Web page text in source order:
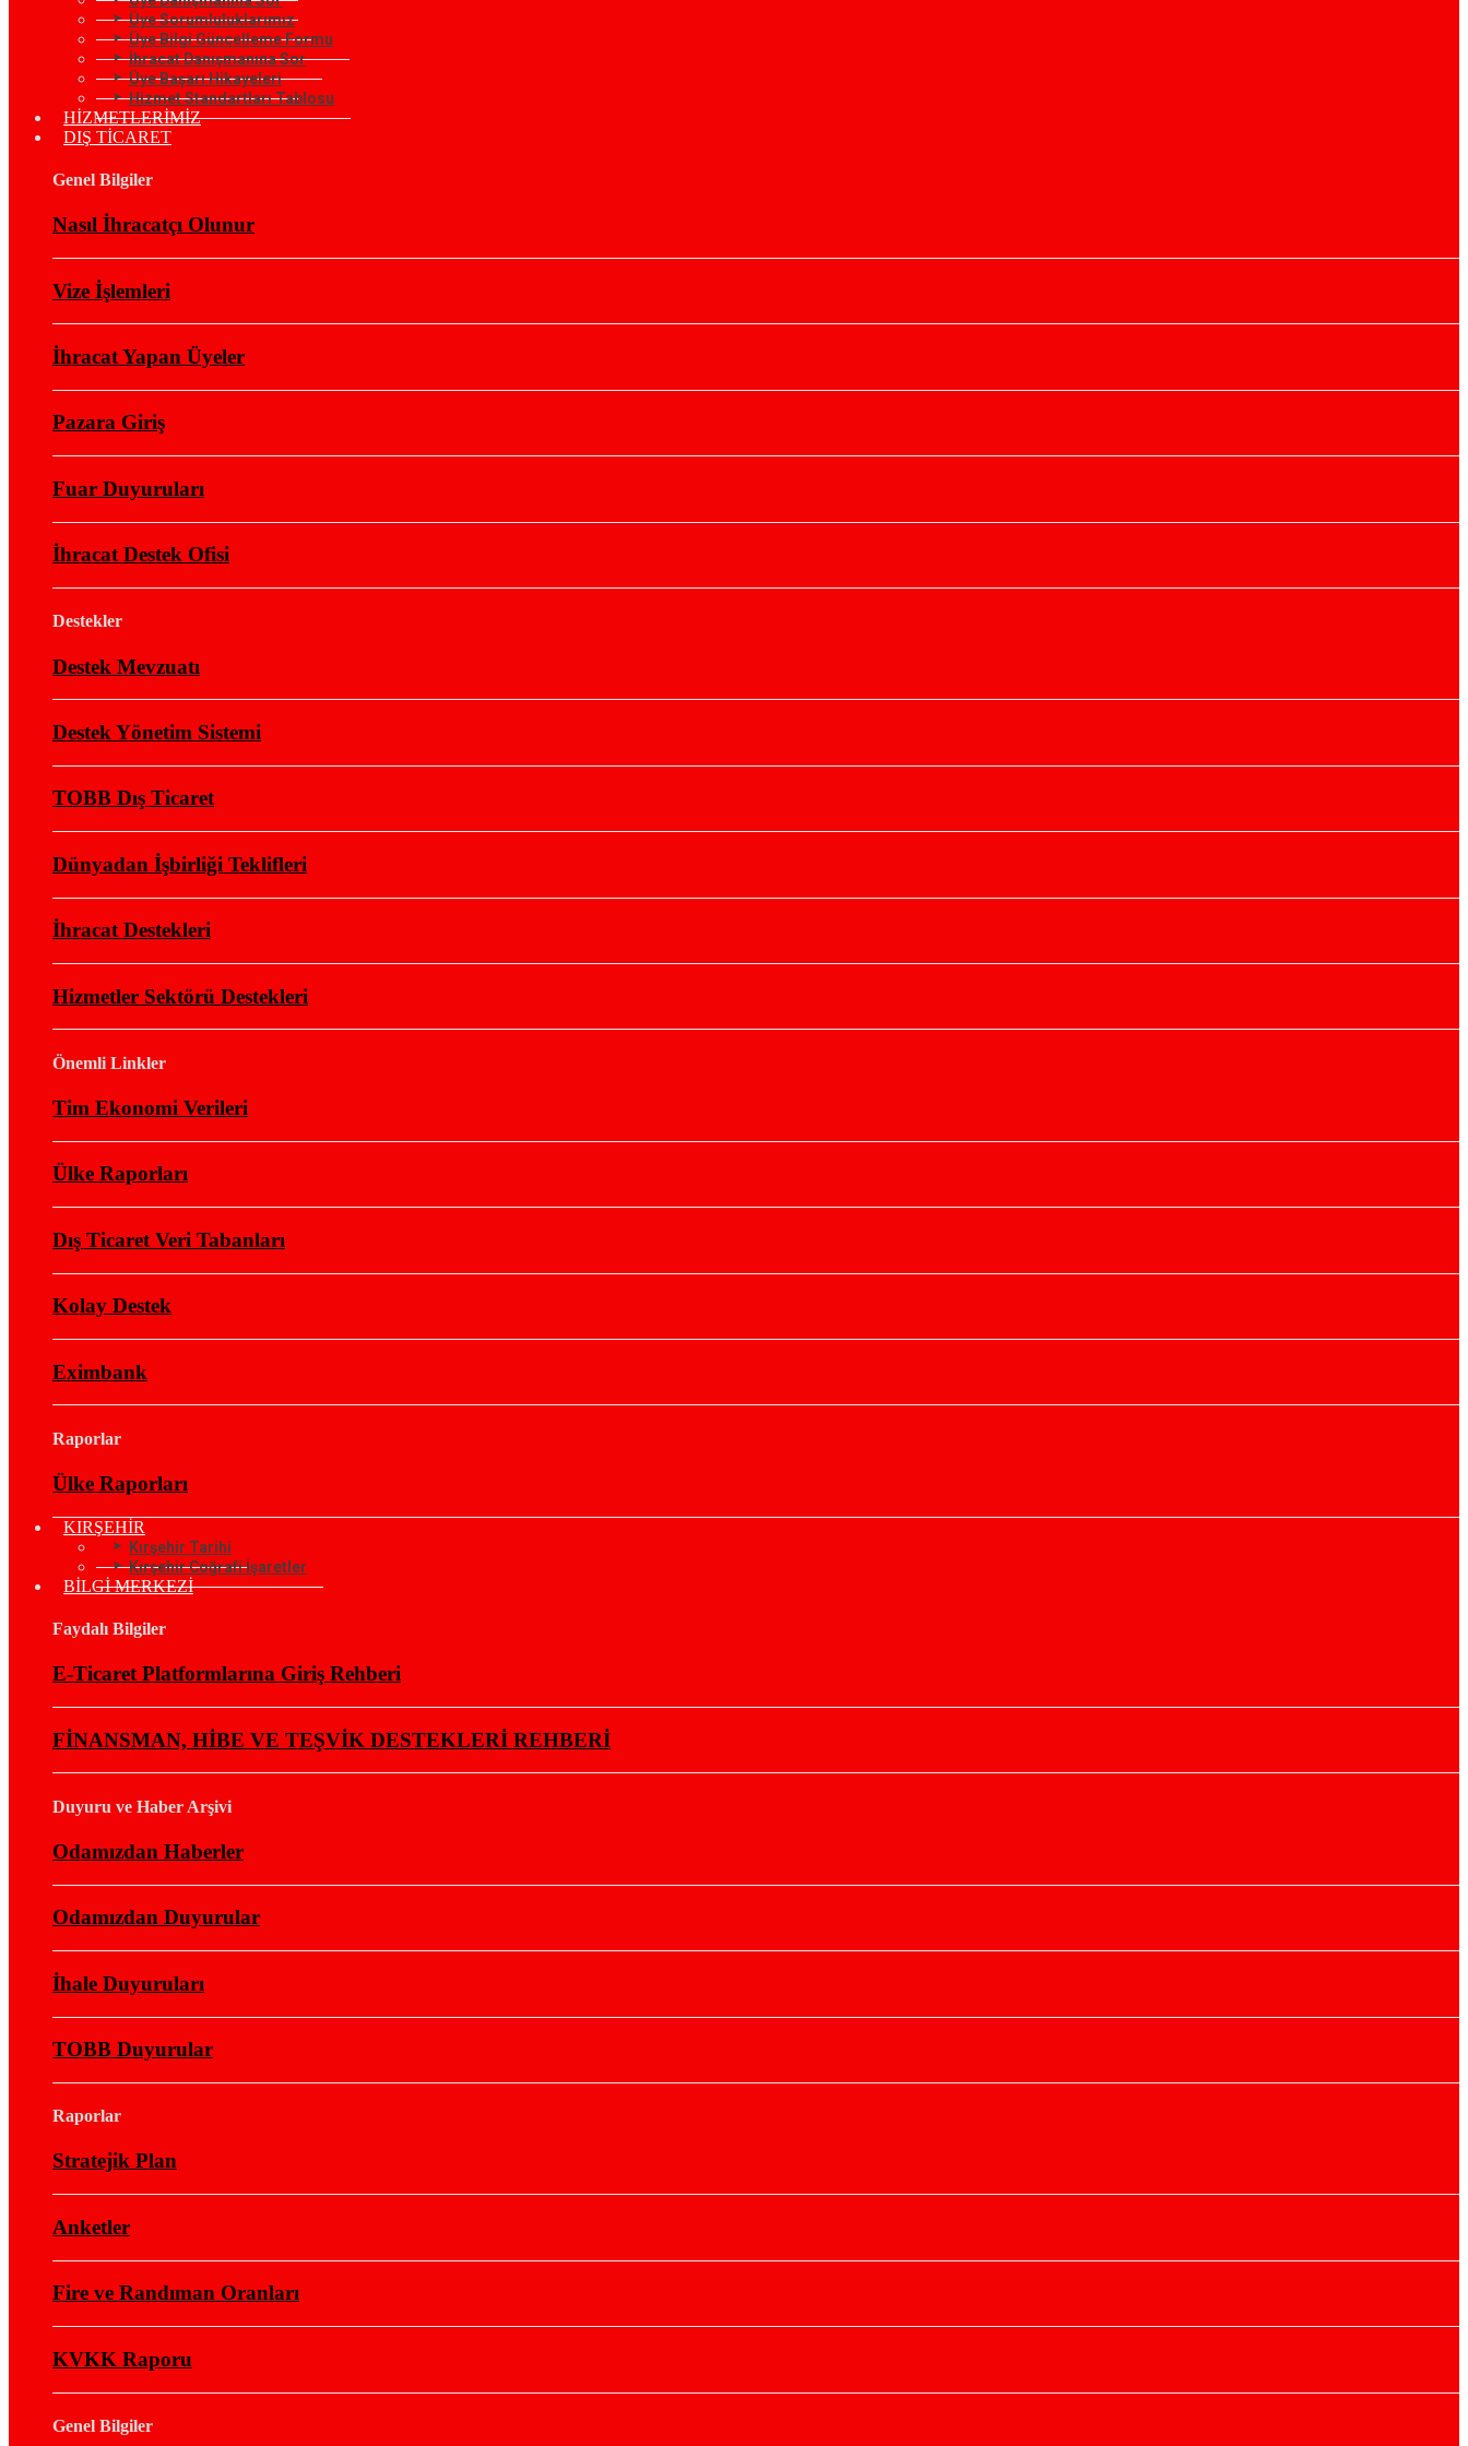
Üye Sorumluluklarımız
Üye Bilgi Güncelleme Formu
İhracat Danışmanına Sor
Üye Başarı Hikayeleri
Hizmet Standartları Tablosu
HİZMETLERİMİZ
DIŞ TİCARET
Genel Bilgiler
Nasıl İhracatçı Olunur
Vize İşlemleri
İhracat Yapan Üyeler
Pazara Giriş
Fuar Duyuruları
İhracat Destek Ofisi
Destekler
Destek Mevzuatı
Destek Yönetim Sistemi
TOBB Dış Ticaret
Dünyadan İşbirliği Teklifleri
İhracat Destekleri
Hizmetler Sektörü Destekleri
Önemli Linkler
Tim Ekonomi Verileri
Ülke Raporları
Dış Ticaret Veri Tabanları
Kolay Destek
Eximbank
Raporlar
Ülke Raporları
KIRŞEHİR
Kırşehir Tarihi
Kırşehir Coğrafi İşaretler
BİLGİ MERKEZİ
Faydalı Bilgiler
E-Ticaret Platformlarına Giriş Rehberi
FİNANSMAN, HİBE VE TEŞVİK DESTEKLERİ REHBERİ
Duyuru ve Haber Arşivi
Odamızdan Haberler
Odamızdan Duyurular
İhale Duyuruları
TOBB Duyurular
Raporlar
Stratejik Plan
Anketler
Fire ve Randıman Oranları
KVKK Raporu
Genel Bilgiler